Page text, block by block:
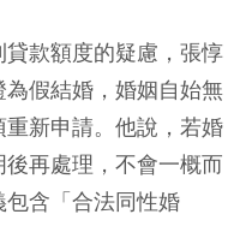
款額度的疑慮，張惇
假結婚，婚姻自始無
新申請。他說，若婚
再處理，不會一概而
含「合法同性婚